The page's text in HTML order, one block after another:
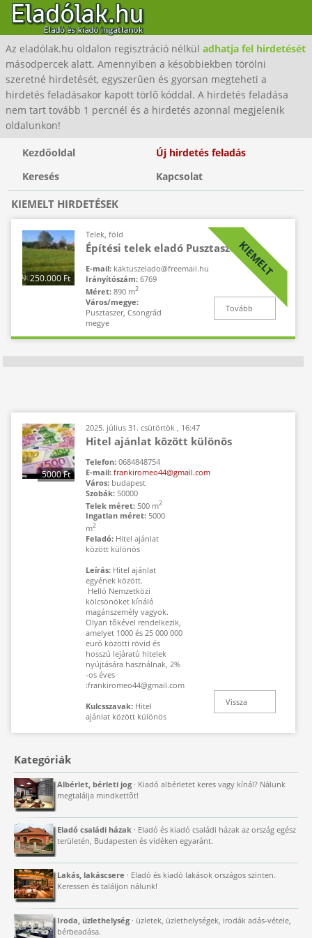
Az eladólak.hu oldalon regisztráció nélkül adhatja fel hirdetését
másodpercek alatt. Amennyiben a késobbiekben törölni
szeretné hirdetését, egyszerûen és gyorsan megteheti a
hirdetés feladásakor kapott törlõ kóddal. A hirdetés feladása
nem tart tovább 1 percnél és a hirdetés azonnal megjelenik
oldalunkon!
Kezdőoldal
Új hirdetés feladás
Keresés
Kapcsolat
KIEMELT HIRDETÉSEK
250.000 Ft KIEMELT
Telek, föld
Építési telek eladó Pusztaszeren
E-mail: kaktuszelado@freemail.hu
Irányítószám: 6769
Méret: 890 m2
Város/megye:
Pusztaszer, Csongrád
megye
Tovább
5000 Ft
2025. július 31. csütörtök , 16:47
Hitel ajánlat között különös
Telefon: 0684848754
E-mail: frankiromeo44@gmail.com
Irányítószám:12000
Város: budapest
Szobák: 50000
Telek méret: 500 m2
Ingatlan méret: 5000
m2
Feladó: Hitel ajánlat
között különös
Leírás: Hitel ajánlat
egyének között.
Helló Nemzetközi
kölcsönöket kínáló
magánszemély vagyok.
Olyan tőkével rendelkezik,
amelyet 1000 és 25 000 000
euró közötti rövid és
hosszú lejáratú hitelek
nyújtására használnak, 2%
-os éves
:frankiromeo44@gmail.com
Kulcsszavak: Hitel
ajánlat között különös
Vissza
Kategóriák
Albérlet, bérleti jog · Kiadó albérletet keres vagy kínál? Nálunk
megtalálja mindkettõt!
Eladó családi házak · Eladó és kiadó családi házak az ország egész
területén, Budapesten és vidéken egyaránt.
Lakás, lakáscsere · Eladó és kiadó lakások országos szinten.
Keressen és találjon nálunk!
Iroda, üzlethelység · üzletek, üzlethelységek, irodák adás-vétele,
bérbeadása.